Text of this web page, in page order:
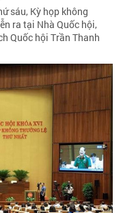
sáu, Kỳ họp không
ra tại Nhà Quốc hội,
Quốc hội Trần Thanh